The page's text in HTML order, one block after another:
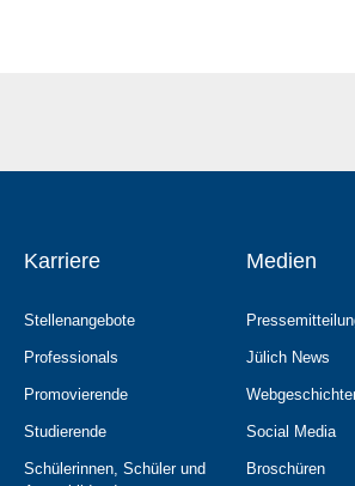
Karriere
Stellenangebote
Professionals
Promovierende
Studierende
Schülerinnen, Schüler und
Medien
Jülich News
Social Media
Broschüren